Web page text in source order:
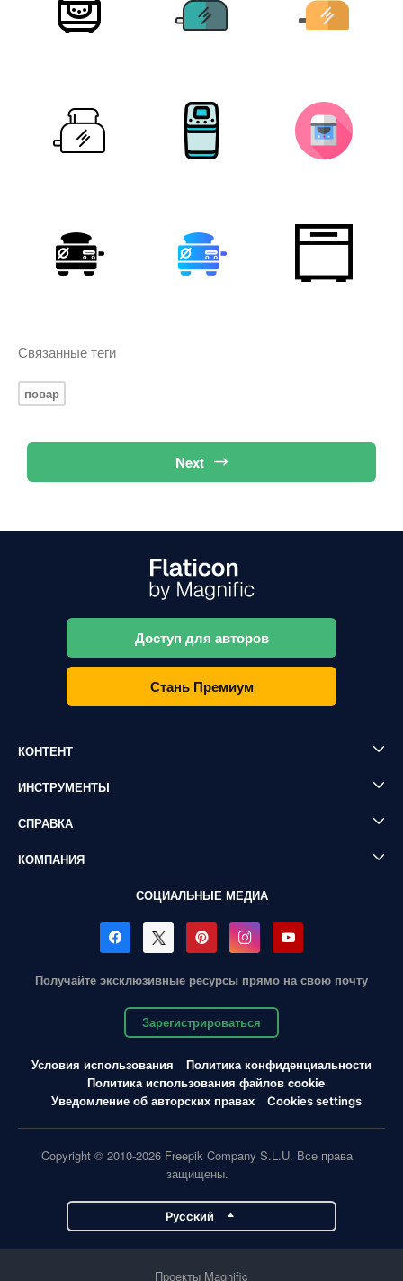
Связанные теги
повар
Next
Доступ для авторов
Стань Премиум
КОНТЕНТ
ИНСТРУМЕНТЫ
СПРАВКА
КОМПАНИЯ
СОЦИАЛЬНЫЕ МЕДИА
Получайте эксклюзивные ресурсы прямо на свою почту
Зарегистрироваться
Условия использования
Политика конфиденциальности
Политика использования файлов cookie
Уведомление об авторских правах
Cookies settings
Copyright © 2010-2026 Freepik Company S.L.U. Все права
защищены.
Pусский
Проекты Magnific